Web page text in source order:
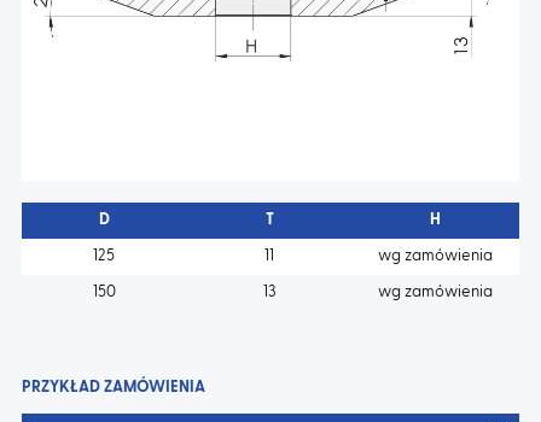
D H
125 wg zamówienia
150 13 wg zamówienia
PRZYKŁAD ZAMÓWIENIA